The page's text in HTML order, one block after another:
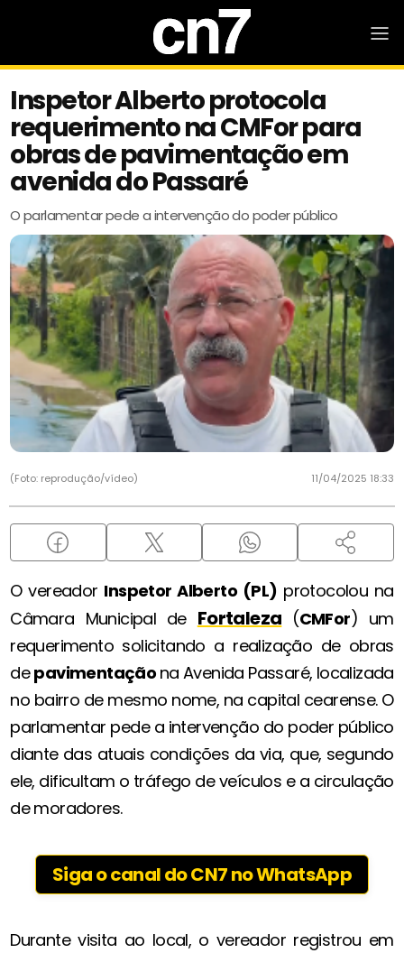
Inspetor Alberto protocola
requerimento na CMFor para
obras de pavimentação em
avenida do Passaré
O parlamentar pede a intervenção do poder público
(Foto: reprodução/vídeo) 11/04/2025 18:33
O vereador Inspetor Alberto (PL) protocolou na
Câmara Municipal de Fortaleza (CMFor) um
requerimento solicitando a realização de obras
depavimentação na Avenida Passaré, localizada
no bairro de mesmo nome, na capital cearense. O
parlamentar pede a intervenção do poder público
diante das atuais condições da via, que, segundo
ele, dificultam o tráfego de veículos e a circulação
de moradores.
Siga o canal do CN7 no WhatsApp
Durante visita ao local, o vereador registrou em